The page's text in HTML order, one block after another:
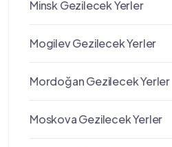
Minsk Gezilecek Yerler
Mogilev Gezilecek Yerler
Mordoğan Gezilecek Yerler
Moskova Gezilecek Yerler